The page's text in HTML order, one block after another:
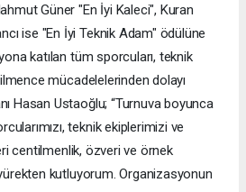
Güner "En İyi Kaleci", Kuran
ise "En İyi Teknik Adam" ödülüne
katılan tüm sporcuları, teknik
mücadelelerinden dolayı
Hasan Ustaoğlu; “Turnuva boyunca
teknik ekiplerimizi ve
centilmenlik, özveri ve örnek
kutluyorum. Organizasyonun